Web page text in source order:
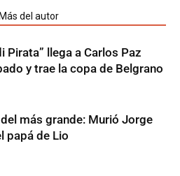
del autor
Pirata” llega a Carlos Paz
y trae la copa de Belgrano
más grande: Murió Jorge
papá de Lio